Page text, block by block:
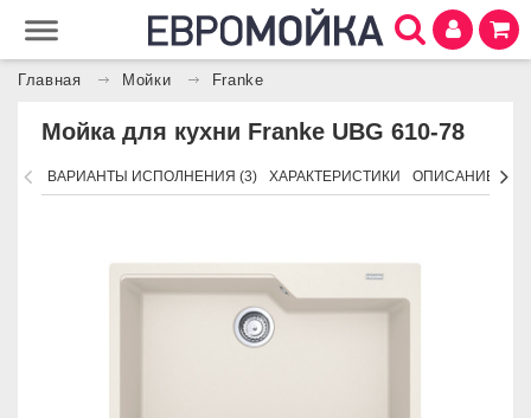
Главная Мойки Franke
Мойка для кухни Franke UBG 610-78
ВАРИАНТЫ ИСПОЛНЕНИЯ (3) ХАРАКТЕРИСТИКИ ОПИСАНИЕ